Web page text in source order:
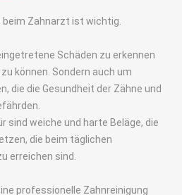
beim Zahnarzt ist wichtig.
Schäden zu erkennen
können. Sondern auch um
die die Gesundheit der Zähne und
sind weiche und harte Beläge, die
die beim täglichen
erreichen sind.
professionelle Zahnreinigung